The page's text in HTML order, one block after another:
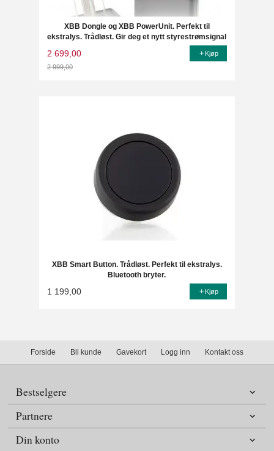
XBB Dongle og XBB PowerUnit. Perfekt til
ekstralys. Trådløst. Gir deg et nytt styrestrømsignal
2 699,00
2 999,00
Kjøp
XBB Smart Button. Trådløst. Perfekt til ekstralys.
Bluetooth bryter.
1 199,00 Kjøp
Forside Bli kunde Gavekort Logg inn Kontakt oss
Bestselgere
Partnere
Din konto